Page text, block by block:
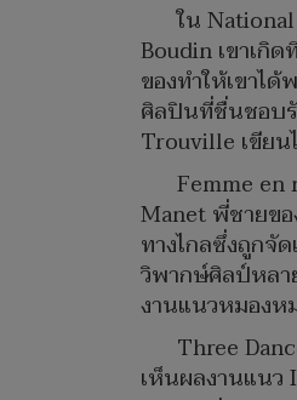
ใน
Boudin เขาเกิ
ของทำให้เขาไ
ศิลปินที่ชื่นชอบรั
Trouville เขียน
Femme
Manet พี่ชายข
ทางไกลซึ่งถูกจั
วิพากษ์ศิลป์หลา
งานแนวหมองห
Three
เห็นผลงานแนว